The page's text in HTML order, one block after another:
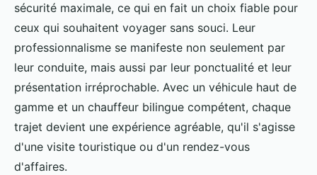
sécurité maximale, ce qui en fait un choix fiable pour
ceux qui souhaitent voyager sans souci. Leur
professionnalisme se manifeste non seulement par
leur conduite, mais aussi par leur ponctualité et leur
présentation irréprochable. Avec un véhicule haut de
gamme et un chauffeur bilingue compétent, chaque
trajet devient une expérience agréable, qu'il s'agisse
d'une visite touristique ou d'un rendez-vous
d'affaires.